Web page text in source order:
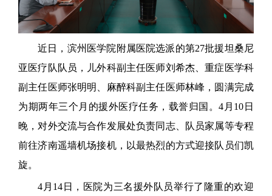
近日，滨州医学院附属医院选派的第27批援坦桑尼
亚医疗队队员，儿外科副主任医师刘希杰、重症医学科
副主任医师张明明、麻醉科副主任医师林峰，圆满完成
为期两年三个月的援外医疗任务，载誉归国。4月10日
晚，对外交流与合作发展处负责同志、队员家属等专程
前往济南遥墙机场接机，以最热烈的方式迎接队员们凯
旋。
4月14日，医院为三名援外队员举行了隆重的欢迎